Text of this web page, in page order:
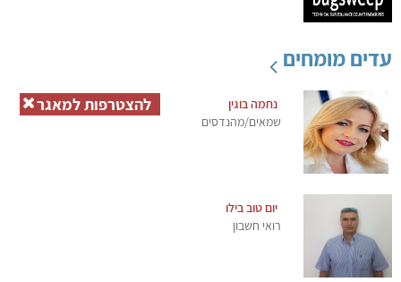
עדים מומחים
נחמה בוגין
שמאים/מהנדסים
יום טוב בילו
רואי חשבון
להצטרפות למאגר